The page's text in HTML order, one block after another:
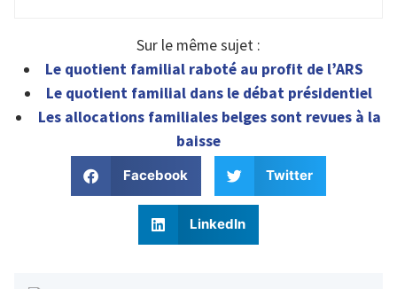
Sur le même sujet :
Le quotient familial raboté au profit de l’ARS
Le quotient familial dans le débat présidentiel
Les allocations familiales belges sont revues à la
baisse
Facebook Twitter
LinkedIn